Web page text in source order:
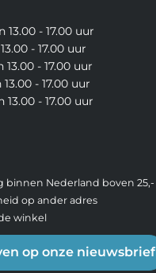
13.00 - 17.00 uur
- 17.00 uur
13.00 - 17.00 uur
- 17.00 uur
13.00 - 17.00 uur
binnen Nederland boven 25,-
op ander adres
winkel
op onze nieuwsbrief